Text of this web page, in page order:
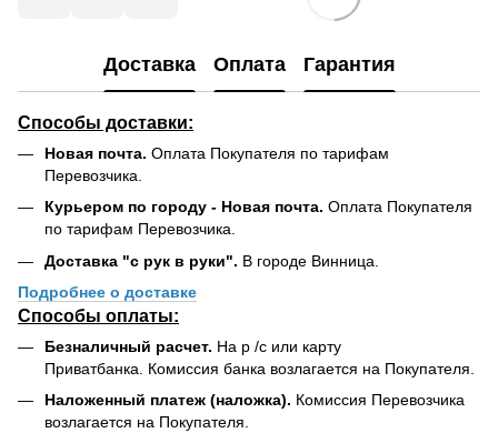
Доставка Оплата Гарантия
Способы доставки:
Новая почта. Оплата Покупателя по тарифам
Перевозчика.
Курьером по городу - Новая почта. Оплата Покупателя
по тарифам Перевозчика.
Доставка "с рук в руки". В городе Винница.
Подробнее о доставке
Способы оплаты:
Безналичный расчет. На р /с или карту
Приватбанка. Комиссия банка возлагается на Покупателя.
Наложенный платеж (наложка). Комиссия Перевозчика
возлагается на Покупателя.